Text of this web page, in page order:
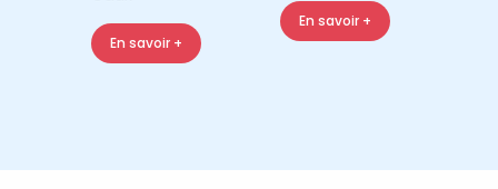
En savoir +
En savoir +